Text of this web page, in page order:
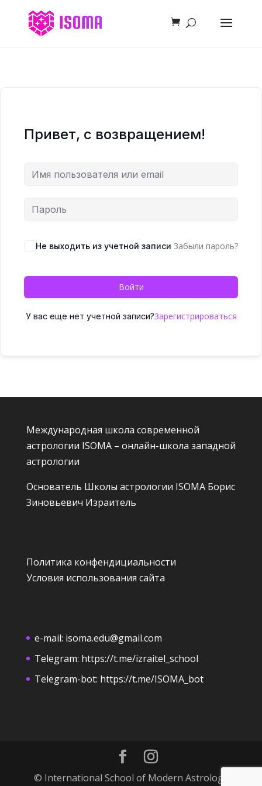
Привет, с возвращением!
Не выходить из учетной записи Забыли пароль?
Войти
У вас еще нет учетной записи?Зарегистрироваться
Международная школа современной
астрологии ISOMA – онлайн-школа западной
астрологии
Основатель Школы астрологии ISOMA Борис
Зиновьевич Израитель
Политика конфендициальности
Условия использования сайта
e-mail: isoma.edu@gmail.com
Telegram: https://t.me/izraitel_school
Telegram-bot: https://t.me/ISOMA_bot
© International School of Modern Astrology